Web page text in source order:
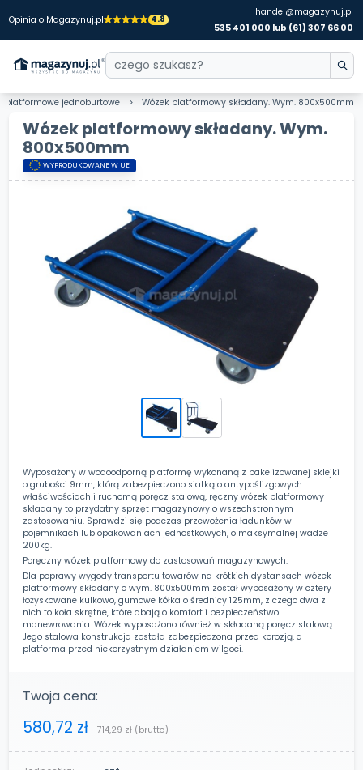
Opinia o Magazynuj.pl 4.8
handel@magazynuj.pl
535 401 000 lub (61) 307 66 00
platformowe jednoburtowe Wózek platformowy składany. Wym. 800x500mm
Wózek platformowy składany. Wym.
800x500mm
WYPRODUKOWANE W UE
Wyposażony w wodoodporną platformę wykonaną z bakelizowanej sklejki
o grubości 9mm, którą zabezpieczono siatką o antypoślizgowych
właściwościach i ruchomą poręcz stalową, ręczny wózek platformowy
składany to przydatny sprzęt magazynowy o wszechstronnym
zastosowaniu. Sprawdzi się podczas przewożenia ładunków w
pojemnikach lub opakowaniach jednostkowych, o maksymalnej wadze
200kg.
Poręczny wózek platformowy do zastosowań magazynowych.
Dla poprawy wygody transportu towarów na krótkich dystansach wózek
platformowy składany o wym. 800x500mm został wyposażony w cztery
łożyskowane kulkowo, gumowe kółka o średnicy 125mm, z czego dwa z
nich to koła skrętne, które dbają o komfort i bezpieczeństwo
manewrowania. Wózek wyposażono również w składaną poręcz stalową.
Jego stalowa konstrukcja została zabezpieczona przed korozją, a
platforma przed niekorzystnym działaniem wilgoci.
Twoja cena:
580,72 zł 714,29 zł (brutto)